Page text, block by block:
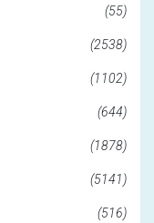
(55)
(2538)
(1102)
(644)
(1878)
(5141)
(516)